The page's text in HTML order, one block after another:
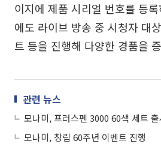
이지에 제품 시리얼 번호를 등
에도 라이브 방송 중 시청자 대
트 등을 진행해 다양한 경품을
관련 뉴스
모나미, 프러스펜 3000 60색 세트 출
모나미, 창립 60주년 이벤트 진행